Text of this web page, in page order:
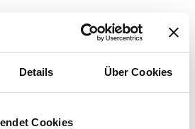
Details Über Cookies
Cookies